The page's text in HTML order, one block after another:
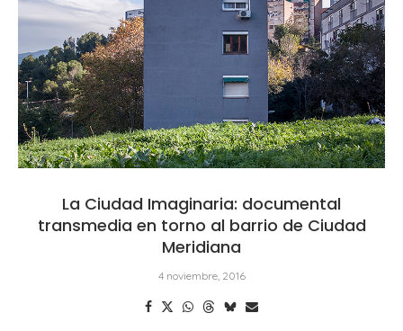
La Ciudad Imaginaria: documental
transmedia en torno al barrio de Ciudad
Meridiana
4 noviembre, 2016